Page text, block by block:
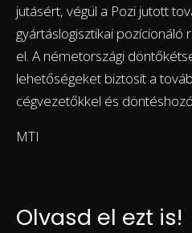
jutásért, végül a Pozi jutott
gyártáslogisztikai
el. A németországi
lehetőségeket biztosít a
cégvezetőkkel és
MTI
Olvasd el ezt is!